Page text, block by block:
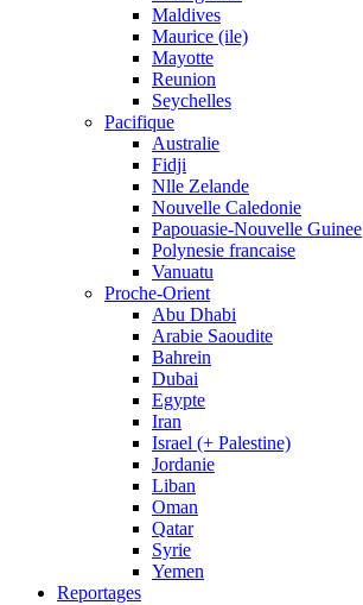
Maldives
Maurice (ile)
Mayotte
Reunion
Seychelles
Pacifique
Australie
Fidji
Nlle Zelande
Nouvelle Caledonie
Papouasie-Nouvelle Guinee
Polynesie francaise
Vanuatu
Proche-Orient
Abu Dhabi
Arabie Saoudite
Bahrein
Dubai
Egypte
Iran
Israel (+ Palestine)
Jordanie
Liban
Oman
Qatar
Syrie
Yemen
Reportages